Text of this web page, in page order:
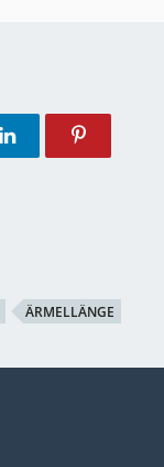
ÄRMELLÄNGE